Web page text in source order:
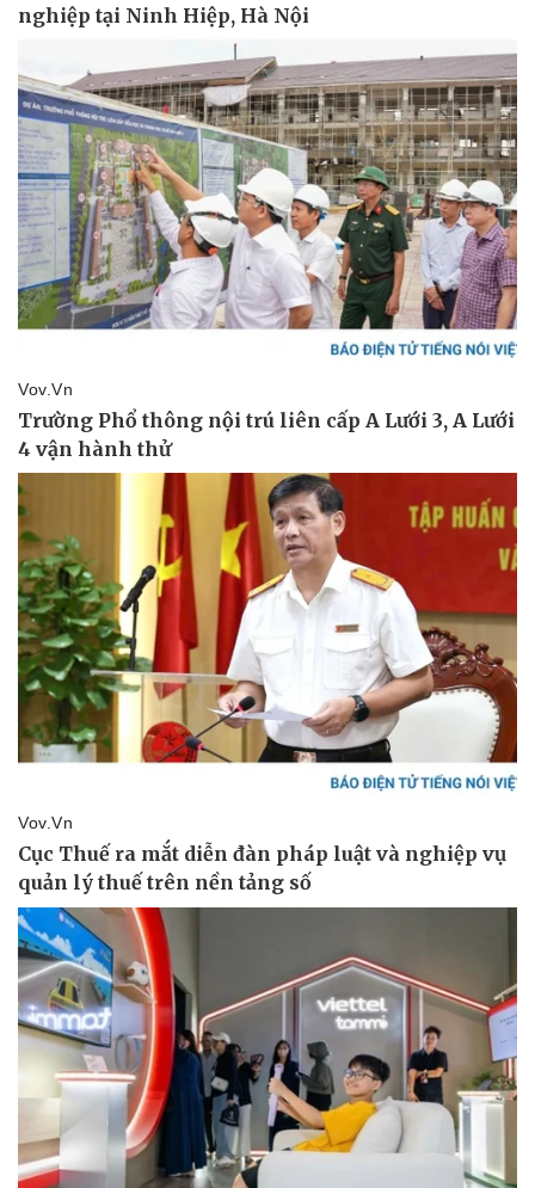
Pháp luật
Vụ án
Tin nóng
Tư vấn luật
Quân sự - Quốc phòng
Vũ khí
Việt Nam
Phân tích